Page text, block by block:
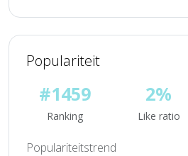
Populariteit
#1459
Ranking
2%
Like ratio
Populariteitstrend